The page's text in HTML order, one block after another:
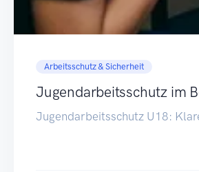
Arbeitsschutz & Sicherheit
Jugendarbeitsschutz im
Jugendarbeitsschutz U18: